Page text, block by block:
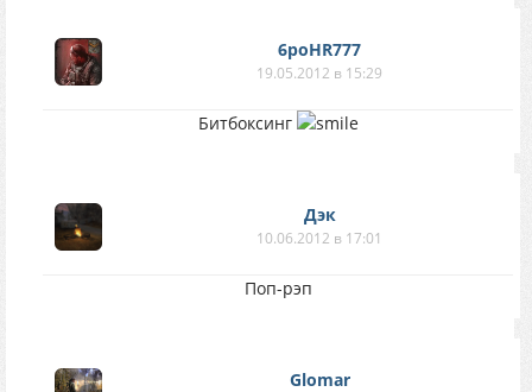
6poHR777
19.05.2012 в 15:29
Битбоксинг
Дэк
10.06.2012 в 17:01
Поп-рэп
Glomar